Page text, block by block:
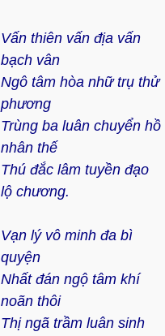
Vấn thiên vấn địa vấn
bạch vân
Ngô tâm hòa nhữ trụ thử
phương
Trùng ba luân chuyển hồ
nhân thế
Thú đắc lâm tuyền đạo
lộ chương.
Vạn lý vô minh đa bì
quyện
Nhất đán ngộ tâm khí
noãn thôi
Thị ngã trầm luân sinh